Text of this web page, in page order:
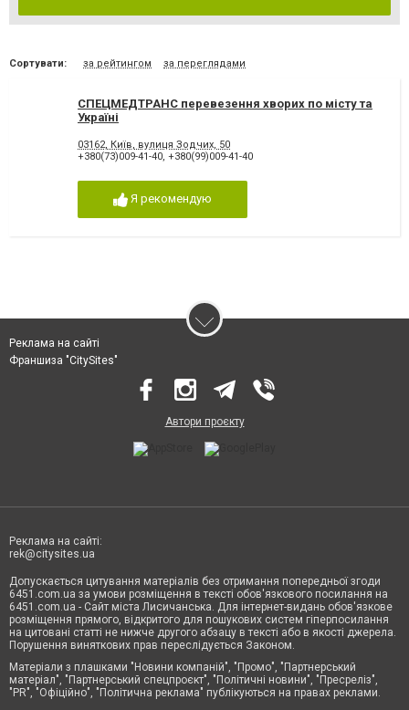
Сортувати: за рейтингом за переглядами
СПЕЦМЕДТРАНС перевезення хворих по місту та
Україні
03162, Київ, вулиця Зодчих, 50
+380(73)009-41-40, +380(99)009-41-40
Я рекомендую
Реклама на сайті
Франшиза "CitySites"
Автори проєкту
Реклама на сайті:
rek@citysites.ua
Допускається цитування матеріалів без отримання попередньої згоди
6451.com.ua за умови розміщення в тексті обов'язкового посилання на
6451.com.ua - Сайт міста Лисичанська. Для інтернет-видань обов'язкове
розміщення прямого, відкритого для пошукових систем гіперпосилання
на цитовані статті не нижче другого абзацу в тексті або в якості джерела.
Порушення виняткових прав переслідується Законом.
Матеріали з плашками "Новини компаній", "Промо", "Партнерський
матеріал", "Партнерський спецпроєкт", "Політичні новини", "Пресреліз",
"PR", "Офіційно", "Політична реклама" публікуються на правах реклами.